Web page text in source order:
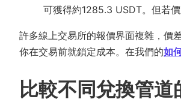
可獲得約1285.3 USDT。但若
許多線上交易所的報價界面複雜，價
你在交易前就鎖定成本。在我們的如
比較不同兌換管